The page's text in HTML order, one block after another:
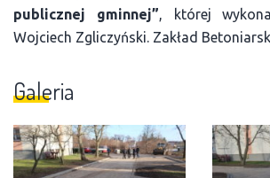
publicznej gminnej”, której
Wojciech Zgliczyński. Zakład
Galeria